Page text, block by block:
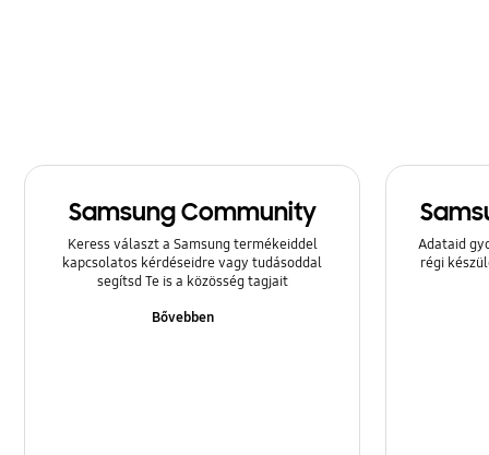
Szoftver frissítés
Zár
Samsung Community
Keress választ a Samsung termékeiddel
kapcsolatos kérdéseidre vagy tudásoddal
segítsd Te is a közösség tagjait
Bővebben
Adataid
régi